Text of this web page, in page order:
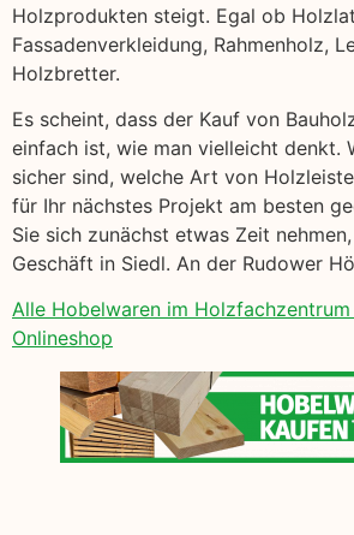
Holzprodukten steigt. Egal ob
Fassadenverkleidung, Rahmenholz,
Holzbretter.
Es scheint, dass der Kauf von
einfach ist, wie man vielleicht denkt.
sicher sind, welche Art von
für Ihr nächstes Projekt am besten
Sie sich zunächst etwas Zeit
Geschäft in Siedl. An der Rudower
Alle Hobelwaren im
Onlineshop